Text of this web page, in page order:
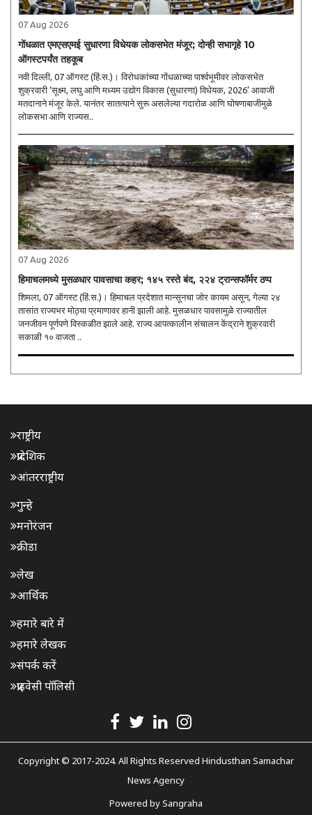
07 Aug 2026
गोंधळात एमएसएमई सुधारणा विधेयक लोकसभेत मंजूर; दोन्ही सभागृहे 10
ऑगस्टपर्यंत तहकूब
नवी दिल्ली, 07 ऑगस्ट (हिं.स.)। विरोधकांच्या गोंधळाच्या पार्श्वभूमीवर लोकसभेत
शुक्रवारी ‘सूक्ष्म, लघु आणि मध्यम उद्योग विकास (सुधारणा) विधेयक, 2026’ आवाजी
मतदानाने मंजूर केले. यानंतर सातत्याने सुरू असलेल्या गदारोळ आणि घोषणाबाजीमुळे
लोकसभा आणि राज्यस..
07 Aug 2026
हिमाचलमध्ये मुसळधार पावसाचा कहर; १४५ रस्ते बंद, २२४ ट्रान्सफॉर्मर ठप्प
शिमला, 07 ऑगस्ट (हिं.स.)। हिमाचल प्रदेशात मान्सूनचा जोर कायम असून, गेल्या २४
तासांत राज्यभर मोठ्या प्रमाणावर हानी झाली आहे. मुसळधार पावसामुळे राज्यातील
जनजीवन पूर्णपणे विस्कळीत झाले आहे. राज्य आपत्कालीन संचालन केंद्राने शुक्रवारी
सकाळी १० वाजता ..
राष्ट्रीय
प्रादेशिक
आंतरराष्ट्रीय
गुन्हे
मनोरंजन
क्रीडा
लेख
आर्थिक
हमारे बारे में
हमारे लेखक
संपर्क करें
प्राइवेसी पॉलिसी
Copyright © 2017-2024. All Rights Reserved Hindusthan Samachar
News Agency
Powered bySangraha